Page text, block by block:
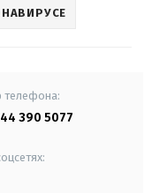
телефона:
390 5077